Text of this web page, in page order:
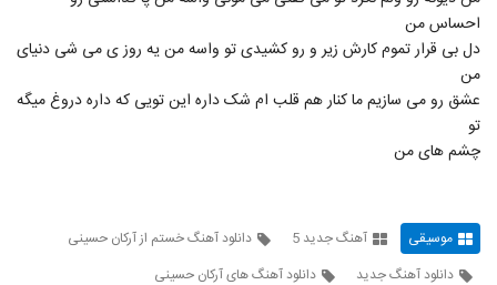
240
۲۰۱ بازدید
241
242
احساس من
دل بی قرار تموم کارش زیر و رو کشیدی تو واسه من یه روز ی می شی دنیای
من
عشق رو می سازیم ما کنار هم قلب ام شک داره این تویی که داره دروغ میگه
تو
چشم های من
موسیقی آهنگ جدید 5
دانلود آهنگ خستم از آرکان حسینی
دانلود آهنگ جدید
دانلود آهنگ های آرکان حسینی